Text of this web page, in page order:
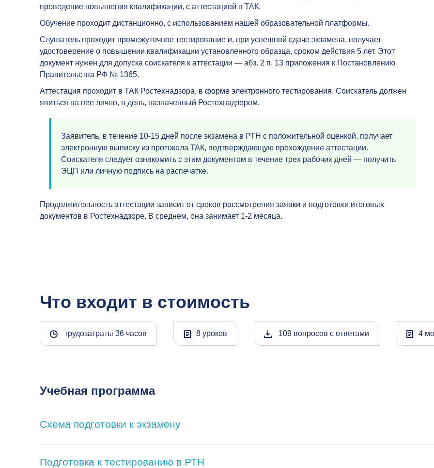
проведение повышения квалификации, с аттестацией в ТАК.
Обучение проходит дистанционно, с использованием нашей образовательной платформы.
Слушатель проходит промежуточное тестирование и, при успешной сдаче экзамена, получает
удостоверение о повышении квалификации установленного образца, сроком действия 5 лет. Этот
документ нужен для допуска соискателя к аттестации — абз. 2 п. 13 приложения к Постановлению
Правительства РФ № 1365.
Аттестация проходит в ТАК Ростехнадзора, в форме электронного тестирования. Соискатель должен
явиться на нее лично, в день, назначенный Ростехнадзором.
Заявитель, в течение 10-15 дней после экзамена в РТН с положительной оценкой, получает
электронную выписку из протокола ТАК, подтверждающую прохождение аттестации.
Соискателя следует ознакомить с этим документом в течение трех рабочих дней — получить
ЭЦП или личную подпись на распечатке.
Продолжительность аттестации зависит от сроков рассмотрения заявки и подготовки итоговых
документов в Ростехнадзоре. В среднем, она занимает 1-2 месяца.
Что входит в стоимость
трудозатраты 36 часов 8 уроков 109 вопросов с ответами 4
Учебная программа
Схема подготовки к экзамену
Подготовка к тестированию в РТН